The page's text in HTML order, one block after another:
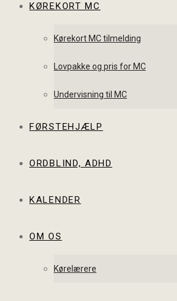
KØREKORT MC
Kørekort MC tilmelding
Lovpakke og pris for MC
Undervisning til MC
FØRSTEHJÆLP
ORDBLIND, ADHD
KALENDER
OM OS
Kørelærere